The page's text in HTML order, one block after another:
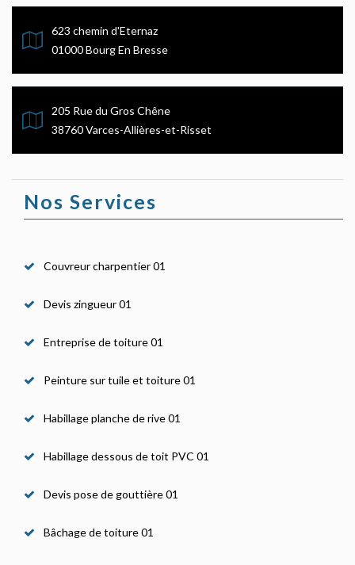
623 chemin d'Eternaz
01000 Bourg En Bresse
205 Rue du Gros Chêne
38760 Varces-Allières-et-Risset
Nos Services
Couvreur charpentier 01
Devis zingueur 01
Entreprise de toiture 01
Peinture sur tuile et toiture 01
Habillage planche de rive 01
Habillage dessous de toit PVC 01
Devis pose de gouttière 01
Bâchage de toiture 01